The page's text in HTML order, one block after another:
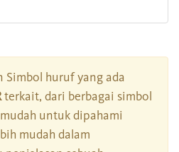
Simbol huruf yang ada
terkait, dari berbagai simbol
untuk dipahami
mudah dalam